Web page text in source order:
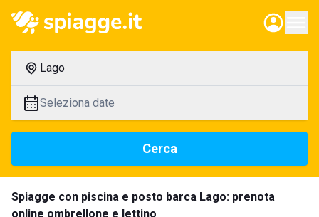
Lago
Seleziona date
Cerca
Spiagge con piscina e posto barca Lago: prenota
online ombrellone e lettino